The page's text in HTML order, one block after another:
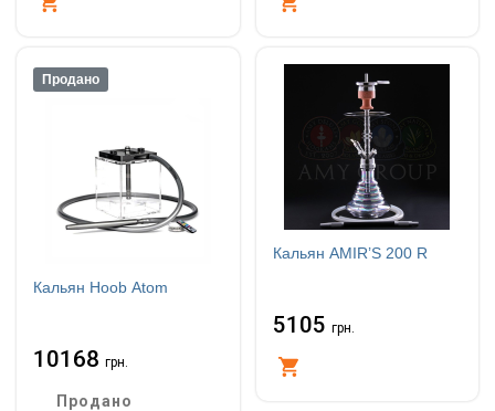
Продано
Кальян Hoob Atom
10168 грн.
Продано
Кальян AMIR’S 200 R
5105 грн.